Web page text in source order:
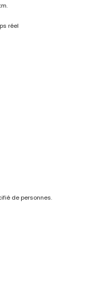
de 5 kilomètres de la villa)
: Mediterráneo, Jávea (à moins
(à moins de 2 kilomètres de la
(à moins de 2 kilomètres de
Jávea (à moins de 2 kilomètres
moins de 100 kilomètres de la
(> 100 kilomètres)
familles avec enfants
le prix de location de la villa
24h/24
enfants (sur demande)
pour vos vacances à Jávea,
(El Arenal et Jávea) (à
réel
de personnes.